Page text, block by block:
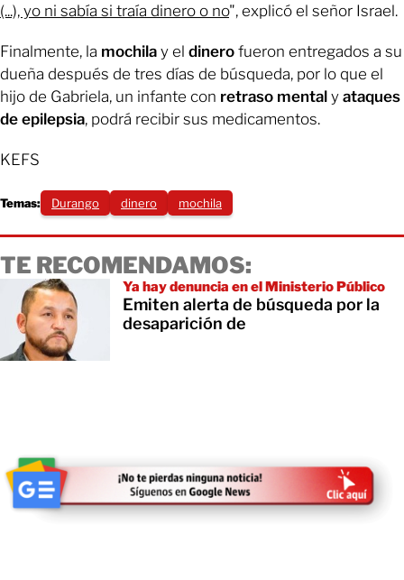
(...), yo ni sabía si traía dinero o no", explicó el señor Israel.
Finalmente, la mochila y el dinero fueron entregados a su
dueña después de tres días de búsqueda, por lo que el
hijo de Gabriela, un infante con retraso mental y ataques
de epilepsia, podrá recibir sus medicamentos.
KEFS
Temas: Durango dinero mochila
TE RECOMENDAMOS:
Ya hay denuncia en el Ministerio Público
Emiten alerta de búsqueda por la
desaparición de